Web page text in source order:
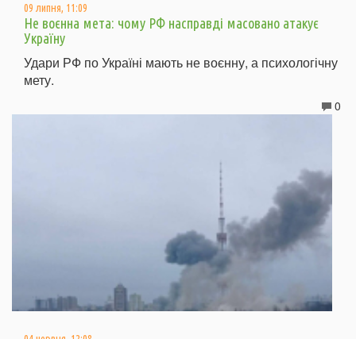
09 липня, 11:09
Не воєнна мета: чому РФ насправді масовано атакує
Україну
Удари РФ по Україні мають не воєнну, а психологічну
мету.
0